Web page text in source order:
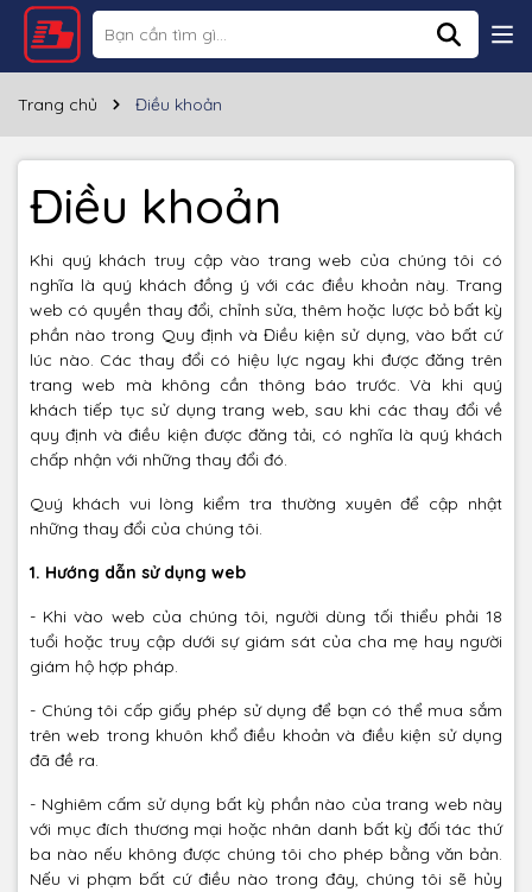
Trang chủ Điều khoản
Điều khoản
Khi quý khách truy cập vào trang web của chúng tôi có
nghĩa là quý khách đồng ý với các điều khoản này. Trang
web có quyền thay đổi, chỉnh sửa, thêm hoặc lược bỏ bất kỳ
phần nào trong Quy định và Điều kiện sử dụng, vào bất cứ
lúc nào. Các thay đổi có hiệu lực ngay khi được đăng trên
trang web mà không cần thông báo trước. Và khi quý
khách tiếp tục sử dụng trang web, sau khi các thay đổi về
quy định và điều kiện được đăng tải, có nghĩa là quý khách
chấp nhận với những thay đổi đó.
Quý khách vui lòng kiểm tra thường xuyên để cập nhật
những thay đổi của chúng tôi.
1. Hướng dẫn sử dụng web
- Khi vào web của chúng tôi, người dùng tối thiểu phải 18
tuổi hoặc truy cập dưới sự giám sát của cha mẹ hay người
giám hộ hợp pháp.
- Chúng tôi cấp giấy phép sử dụng để bạn có thể mua sắm
trên web trong khuôn khổ điều khoản và điều kiện sử dụng
đã đề ra.
- Nghiêm cấm sử dụng bất kỳ phần nào của trang web này
với mục đích thương mại hoặc nhân danh bất kỳ đối tác thứ
ba nào nếu không được chúng tôi cho phép bằng văn bản.
Nếu vi phạm bất cứ điều nào trong đây, chúng tôi sẽ hủy